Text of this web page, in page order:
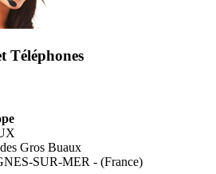
Téléphones
Gros Buaux
SUR-MER - (France)